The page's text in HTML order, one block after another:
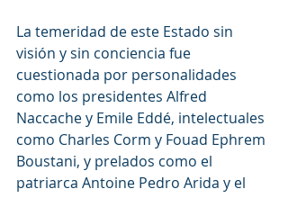
La temeridad de este Estado sin
visión y sin conciencia fue
cuestionada por personalidades
como los presidentes Alfred
Naccache y Emile Eddé, intelectuales
como Charles Corm y Fouad Ephrem
Boustani, y prelados como el
patriarca Antoine Pedro Arida y el